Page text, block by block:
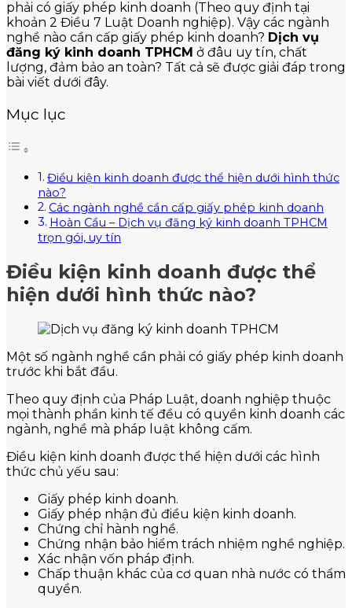
phải có giấy phép kinh doanh (Theo quy định tại
khoản 2 Điều 7 Luật Doanh nghiệp). Vậy các ngành
nghề nào cần cấp giấy phép kinh doanh? Dịch vụ
đăng ký kinh doanh TPHCM ở đâu uy tín, chất
lượng, đảm bảo an toàn? Tất cả sẽ được giải đáp trong
bài viết dưới đây.
Mục lục
Điều kiện kinh doanh được thể hiện dưới hình thức
nào?
Các ngành nghề cần cấp giấy phép kinh doanh
Hoàn Cầu – Dịch vụ đăng ký kinh doanh TPHCM
trọn gói, uy tín
Điều kiện kinh doanh được thể
hiện dưới hình thức nào?
Một số ngành nghề cần phải có giấy phép kinh doanh
trước khi bắt đầu.
Theo quy định của Pháp Luật, doanh nghiệp thuộc
mọi thành phần kinh tế đều có quyền kinh doanh các
ngành, nghề mà pháp luật không cấm.
Điều kiện kinh doanh được thể hiện dưới các hình
thức chủ yếu sau:
Giấy phép kinh doanh.
Giấy phép nhận đủ điều kiện kinh doanh.
Chứng chỉ hành nghề.
Chứng nhận bảo hiểm trách nhiệm nghề nghiệp.
Xác nhận vốn pháp định.
Chấp thuận khác của cơ quan nhà nước có thẩm
quyền.